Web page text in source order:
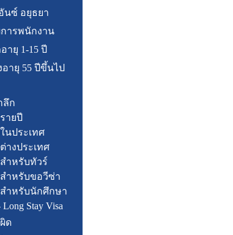
นซ์ อยุธยา
ารพนักงาน
ายุ 1-15 ปี
ายุ 55 ปีขึ้นไป
ลึก
ายปี
นประเทศ
างประเทศ
ำหรับทัวร์
ำหรับขอวีซ่า
ำหรับนักศึกษา
Stay Visa
ด